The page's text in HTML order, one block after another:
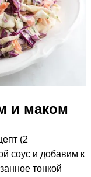
и маком
(2
соус и добавим к
тонкой